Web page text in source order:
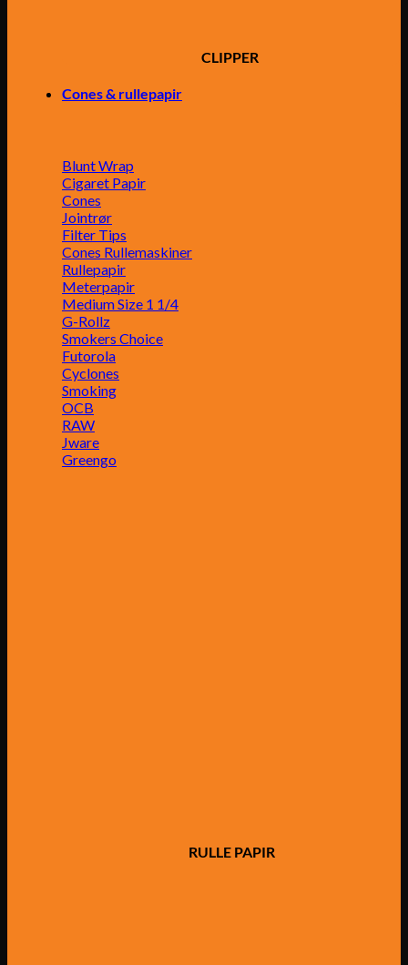
CLIPPER
Cones & rullepapir
Blunt Wrap
Cigaret Papir
Cones
Jointrør
Filter Tips
Cones Rullemaskiner
Rullepapir
Meterpapir
Medium Size 1 1/4
G-Rollz
Smokers Choice
Futorola
Cyclones
Smoking
OCB
RAW
Jware
Greengo
RULLE PAPIR